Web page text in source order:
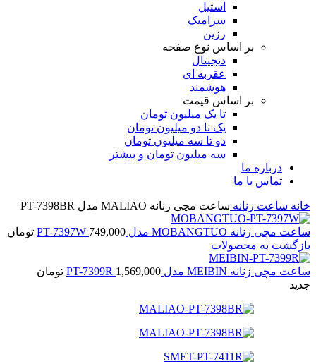
استیل
سرامیک
رزین
بر اساس نوع صفحه
دیجیتال
عقربه ای
هوشمند
بر اساس قیمت
تا یک میلیون تومان
یک تا دو میلیون تومان
دو تا سه میلیون تومان
سه میلیون تومان و بیشتر
درباره ما
تماس با ما
خانه ساعت زنانه ساعت مچی زنانه MALIAO مدل PT-7398BR
ساعت مچی زنانه MOBANGTUO مدل PT-7397W 749,000
تومان
بازگشت به محصولات
ساعت مچی زنانه MEIBIN مدل PT-7399R 1,569,000
تومان
جدید